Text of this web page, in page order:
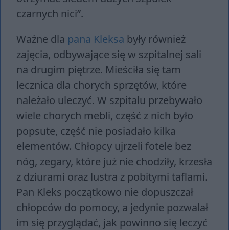
czarnych nici”.
Ważne dla pana Kleksa były również
zajęcia, odbywające się w szpitalnej sali
na drugim piętrze. Mieściła się tam
lecznica dla chorych sprzętów, które
należało uleczyć. W szpitalu przebywało
wiele chorych mebli, część z nich było
popsute, część nie posiadało kilka
elementów. Chłopcy ujrzeli fotele bez
nóg, zegary, które już nie chodziły, krzesła
z dziurami oraz lustra z pobitymi taflami.
Pan Kleks początkowo nie dopuszczał
chłopców do pomocy, a jedynie pozwalał
im się przyglądać, jak powinno się leczyć